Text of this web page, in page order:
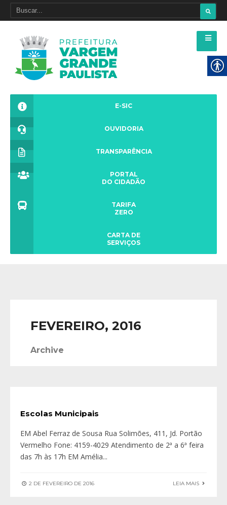
E-SIC
OUVIDORIA
TRANSPARÊNCIA
PORTAL
DO CIDADÃO
TARIFA
ZERO
CARTA DE
SERVIÇOS
FEVEREIRO, 2016
Archive
Escolas Municipais
EM Abel Ferraz de Sousa Rua Solimões, 411, Jd. Portão
Vermelho Fone: 4159-4029 Atendimento de 2ª a 6ª feira
das 7h às 17h EM Amélia...
2 DE FEVEREIRO DE 2016 LEIA MAIS